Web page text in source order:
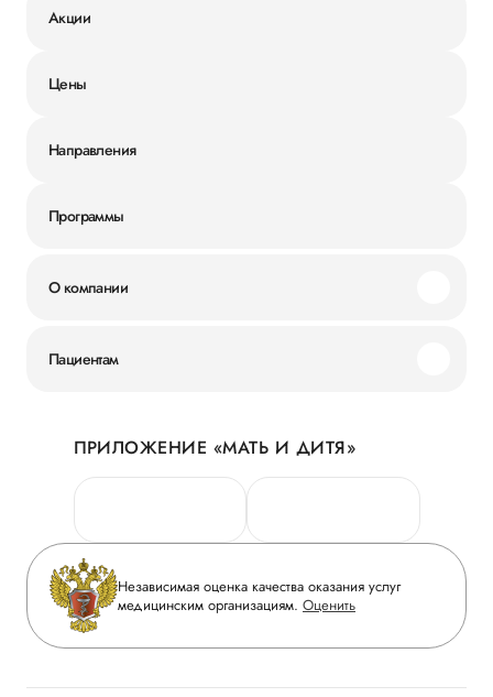
Акции
Цены
Направления
Программы
О компании
Новости
Руководство
Сотрудничество
Инвесторам
Журнал «Мать и дитя»
Вакансии
Медицинский туризм
Пациентам
Личный кабинет
Персональные данные
Горячая линия качества
Вопрос-ответ
Приложение пациента
Статьи
ПРИЛОЖЕНИЕ «МАТЬ И ДИТЯ»
Независимая оценка качества оказания услуг
медицинским организациям. Оценить